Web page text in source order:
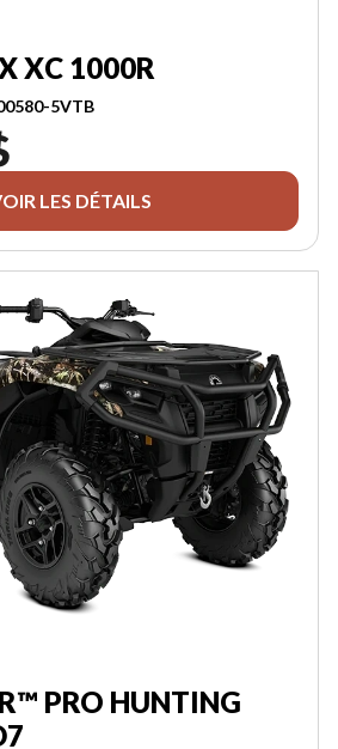
XC 1000R
5VTB
LES DÉTAILS
PRO HUNTING